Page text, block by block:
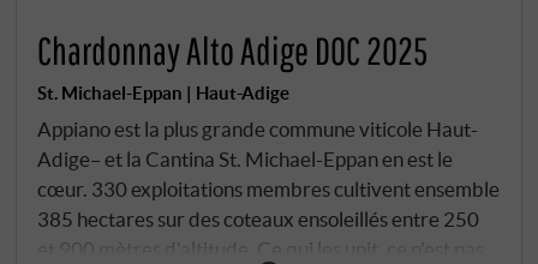
Chardonnay Alto Adige DOC 2025
St. Michael-Eppan | Haut-Adige
Appiano est la plus grande commune viticole Haut-
Adige– et la Cantina St. Michael-Eppan en est le
cœur. 330 exploitations membres cultivent ensemble
385 hectares sur des coteaux ensoleillés entre 250
et 900 mètres d'altitude. Ce qui les unit, ce n'est pas